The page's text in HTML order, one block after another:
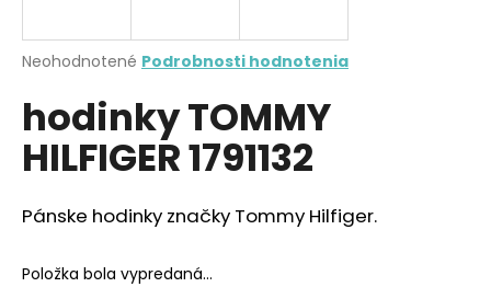
Priemerné
produktu
je
0,0
hviezdičiek.
Neohodnotené Podrobnosti hodnotenia
hodinky TOMMY
HILFIGER 1791132
Pánske hodinky značky Tommy Hilfiger.
Položka bola vypredaná…
j
ť
?